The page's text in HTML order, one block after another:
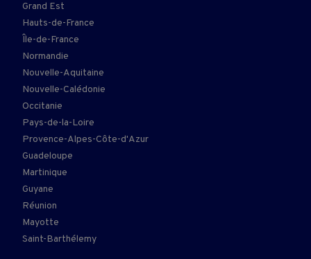
Grand Est
Hauts-de-France
Île-de-France
Normandie
Nouvelle-Aquitaine
Nouvelle-Calédonie
Occitanie
Pays-de-la-Loire
Provence-Alpes-Côte-d'Azur
Guadeloupe
Martinique
Guyane
Réunion
Mayotte
Saint-Barthélemy